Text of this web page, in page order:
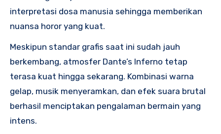
interpretasi dosa manusia sehingga memberikan
nuansa horor yang kuat.
Meskipun standar grafis saat ini sudah jauh
berkembang, atmosfer Dante’s Inferno tetap
terasa kuat hingga sekarang. Kombinasi warna
gelap, musik menyeramkan, dan efek suara brutal
berhasil menciptakan pengalaman bermain yang
intens.